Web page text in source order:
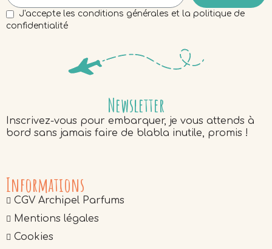
J'accepte les conditions générales et la politique de
confidentialité
Newsletter
Inscrivez-vous pour embarquer, je vous attends à
bord sans jamais faire de blabla inutile, promis !
Informations
CGV Archipel Parfums
Mentions légales
Cookies